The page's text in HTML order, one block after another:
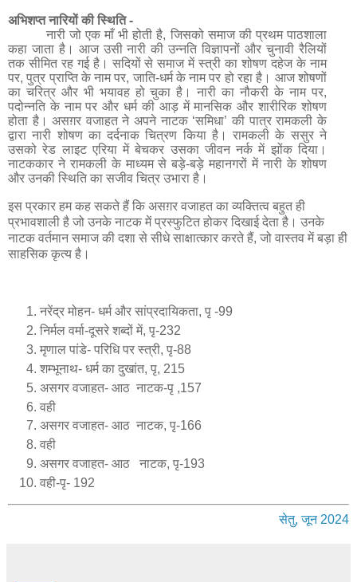
अभिशप्त नारियों की स्थिति -
नारी जो एक माँ भी होती है, जिसको समाज की प्रथम पाठशाला
कहा जाता है। आज उसी नारी की उन्नति विज्ञापनों और चुनावी रैलियों
तक सीमित रह गई है। सदियों से समाज में स्त्री का शोषण दहेज के नाम
पर,पुत्र प्राप्ति के नाम पर, जाति-धर्म के नाम पर हो रहा है। आज शोषणों
का चरित्र और भी भयावह हो चुका है। नारी का नौकरी के नाम पर,
पदोन्नति के नाम पर और धर्म की आड़ में मानसिक और शारीरिक शोषण
होता है। असग़र वजाहत ने अपने नाटक‘समिधा’ की पात्र रामकली के
द्वारा नारी शोषण का दर्दनाक चित्रण किया है। रामकली के ससुर ने
उसको रेड लाइट एरिया में बेचकर उसका जीवन नर्क में झोंक दिया।
नाटककार ने रामकली के माध्यम से बड़े-बड़े महानगरों में नारी के शोषण
और उनकी स्थिति का सजीव चित्र उभारा है।
इस प्रकार हम कह सकते हैं कि असग़र वजाहत का व्यक्तित्व बहुत ही
प्रभावशाली है जो उनके नाटक में प्रस्फुटित होकर दिखाई देता है। उनके
नाटक वर्तमान समाज की दशा से सीधे साक्षात्कार करते हैं, जो वास्तव में बड़ा ही
साहसिक कृत्य है।
नरेंद्र मोहन- धर्म और सांप्रदायिकता, पृ -99
निर्मल वर्मा-दूसरे शब्दों में, पृ-232
मृणाल पांडे- परिधि पर स्त्री, पृ-88
शम्भूनाथ- धर्म का दुखांत, पृ, 215
असगर वजाहत- आठ नाटक-पृ ,157
वही
असगर वजाहत- आठ नाटक, पृ-166
वही
असगर वजाहत- आठ नाटक, पृ-193
वही-पृ- 192
सेतु, जून 2024